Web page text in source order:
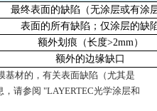
最终表面的缺陷（无涂层或有涂
表面的所有缺陷；仅涂层的缺
额外划痕（长度>2mm）
额外的边缘缺口
基材的，有关表面缺陷（尤其是
，请参阅 "LAYERTEC光学涂层和